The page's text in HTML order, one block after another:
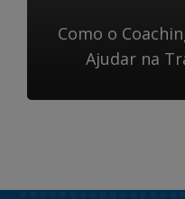
Como o
Ajudar na